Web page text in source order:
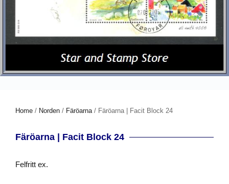
Home / Norden / Färöarna/ Färöarna | Facit Block 24
Färöarna | Facit Block 24
Felfritt ex.